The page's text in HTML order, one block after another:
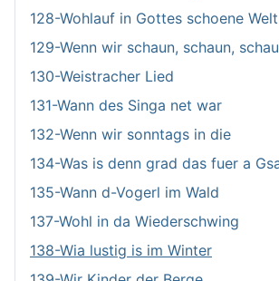
128-Wohlauf in Gottes schoene Welt
129-Wenn wir schaun, schaun,
130-Weistracher Lied
131-Wann des Singa net war
132-Wenn wir sonntags in die
134-Was is denn grad das fuer a
135-Wann d-Vogerl im Wald
137-Wohl in da Wiederschwing
138-Wia lustig is im Winter